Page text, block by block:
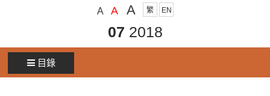
A A A 繁 EN
07 2018
目錄